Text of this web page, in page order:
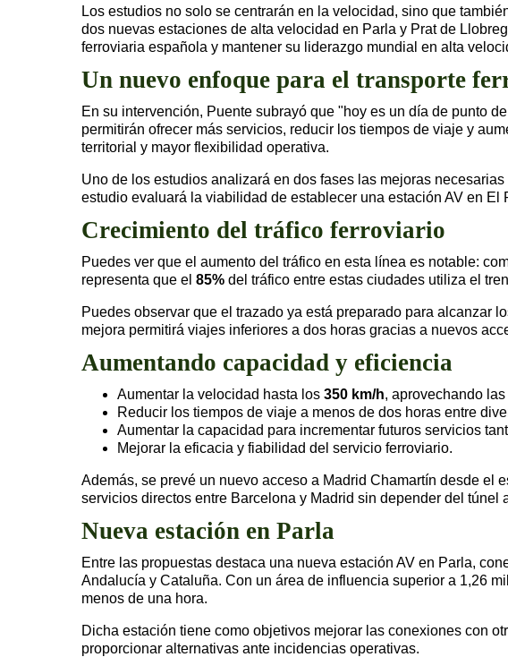
Los estudios no solo se centrarán en la velocidad, sino que
dos nuevas estaciones de alta velocidad en Parla y Prat de
ferroviaria española y mantener su liderazgo mundial en alta
Un nuevo enfoque para el transporte
En su intervención, Puente subrayó que "hoy es un día de punto
permitirán ofrecer más servicios, reducir los tiempos de viaje y
territorial y mayor flexibilidad operativa.
Uno de los estudios analizará en dos fases las mejoras
estudio evaluará la viabilidad de establecer una estación AV en El
Crecimiento del tráfico ferroviario
Puedes ver que el aumento del tráfico en esta línea es notable:
representa que el 85% del tráfico entre estas ciudades utiliza el
Puedes observar que el trazado ya está preparado para alcanzar
mejora permitirá viajes inferiores a dos horas gracias a nuevos
Aumentando capacidad y eficiencia
Aumentar la velocidad hasta los 350 km/h, aprovechando
Reducir los tiempos de viaje a menos de dos horas entre
Aumentar la capacidad para incrementar futuros servicios
Mejorar la eficacia y fiabilidad del servicio ferroviario.
Además, se prevé un nuevo acceso a Madrid Chamartín desde el
servicios directos entre Barcelona y Madrid sin depender del túnel
Nueva estación en Parla
Entre las propuestas destaca una nueva estación AV en Parla,
Andalucía y Cataluña. Con un área de influencia superior a 1,26
menos de una hora.
Dicha estación tiene como objetivos mejorar las conexiones con
proporcionar alternativas ante incidencias operativas.